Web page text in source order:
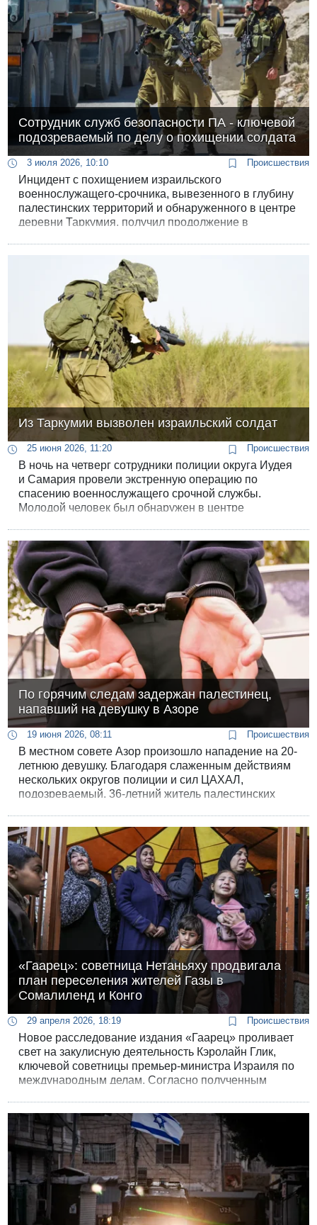
Сотрудник служб безопасности ПА - ключевой
подозреваемый по делу о похищении солдата
3 июля 2026, 10:10 Происшествия
Инцидент с похищением израильского
военнослужащего-срочника, вывезенного в глубину
палестинских территорий и обнаруженного в центре
деревни Таркумия, получил продолжение в
Палестинской автономии, сотрудник разведки служб
безопасности ПА. Накануне суд продлил срок его
содержания под стражей на четыре дня.
Из Таркумии вызволен израильский солдат
25 июня 2026, 11:20 Происшествия
В ночь на четверг сотрудники полиции округа Иудея
и Самария провели экстренную операцию по
спасению военнослужащего срочной службы.
Молодой человек был обнаружен в центре
данным первичного допроса, случившееся не имеет
террористической подоплеки.
По горячим следам задержан палестинец,
напавший на девушку в Азоре
19 июня 2026, 08:11 Происшествия
В местном совете Азор произошло нападение на 20-
летнюю девушку. Благодаря слаженным действиям
нескольких округов полиции и сил ЦАХАЛ,
подозреваемый, 36-летний житель палестинских
«Гаарец»: советница Нетаньяху продвигала
план переселения жителей Газы в
Сомалиленд и Конго
29 апреля 2026, 18:19 Происшествия
Новое расследование издания «Гаарец» проливает
свет на закулисную деятельность Кэролайн Глик,
ключевой советницы премьер-министра Израиля по
международным делам. Согласно полученным
готовых принять сотни тысяч палестинцев из
сектора Газа.